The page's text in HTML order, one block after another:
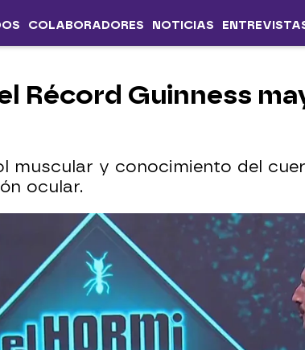
COLABORADORES NOTICIAS
Récord Guinness
muscular y conocimiento del
ocular.